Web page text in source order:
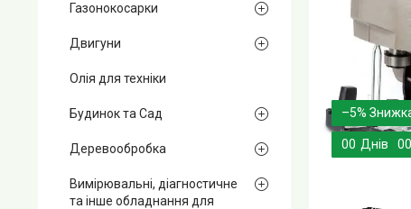
–5%
00 Днів 00
Газонокосарки
Двигуни
Олія для техніки
Будинок та Сад
Деревообробка
Вимірювальні, діагностичне
та інше обладнання для